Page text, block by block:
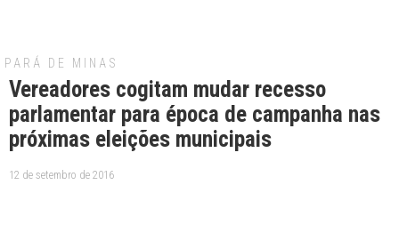
PARÁ DE MINAS
Vereadores cogitam mudar recesso
parlamentar para época de campanha nas
próximas eleições municipais
12 de setembro de 2016